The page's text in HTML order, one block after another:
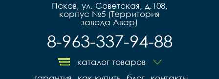
Псков, ул. Советская, д.108,
корпус №5 (Территория
завода Авар)
8-963-337-94-88
каталог товаров